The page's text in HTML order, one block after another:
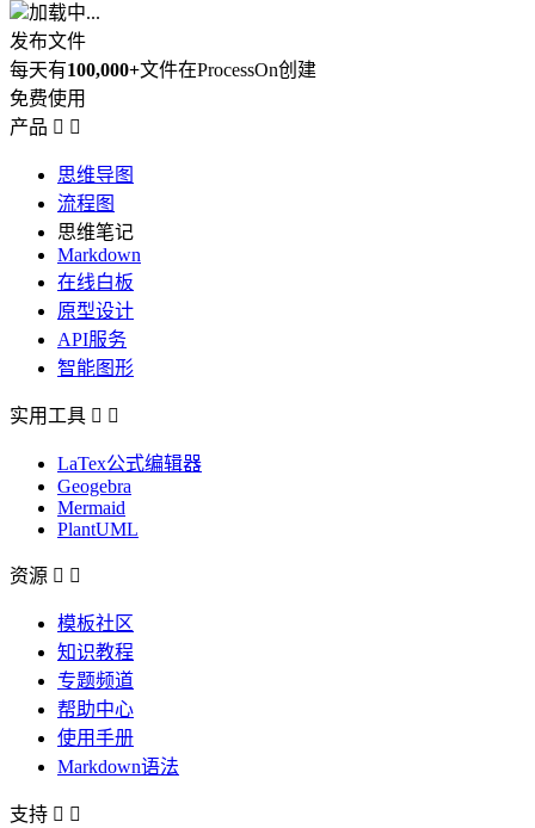
加载中...
发布文件
每天有100,000+文件在ProcessOn创建
免费使用
产品  
思维导图
流程图
思维笔记
Markdown
在线白板
原型设计
API服务
智能图形
实用工具  
LaTex公式编辑器
Geogebra
Mermaid
PlantUML
资源  
模板社区
知识教程
专题频道
帮助中心
使用手册
Markdown语法
支持  